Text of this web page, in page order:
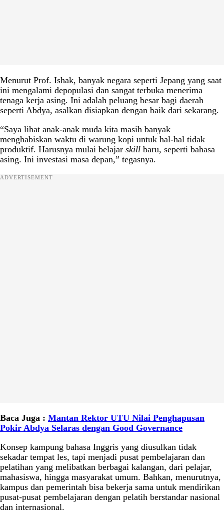
Menurut Prof. Ishak, banyak negara seperti Jepang yang saat
ini mengalami depopulasi dan sangat terbuka menerima
tenaga kerja asing. Ini adalah peluang besar bagi daerah
seperti Abdya, asalkan disiapkan dengan baik dari sekarang.
“Saya lihat anak-anak muda kita masih banyak
menghabiskan waktu di warung kopi untuk hal-hal tidak
produktif. Harusnya mulai belajar skill baru, seperti bahasa
asing. Ini investasi masa depan,” tegasnya.
ADVERTISEMENT
Baca Juga : Mantan Rektor UTU Nilai Penghapusan
Pokir Abdya Selaras dengan Good Governance
Konsep kampung bahasa Inggris yang diusulkan tidak
sekadar tempat les, tapi menjadi pusat pembelajaran dan
pelatihan yang melibatkan berbagai kalangan, dari pelajar,
mahasiswa, hingga masyarakat umum. Bahkan, menurutnya,
kampus dan pemerintah bisa bekerja sama untuk mendirikan
pusat-pusat pembelajaran dengan pelatih berstandar nasional
dan internasional.